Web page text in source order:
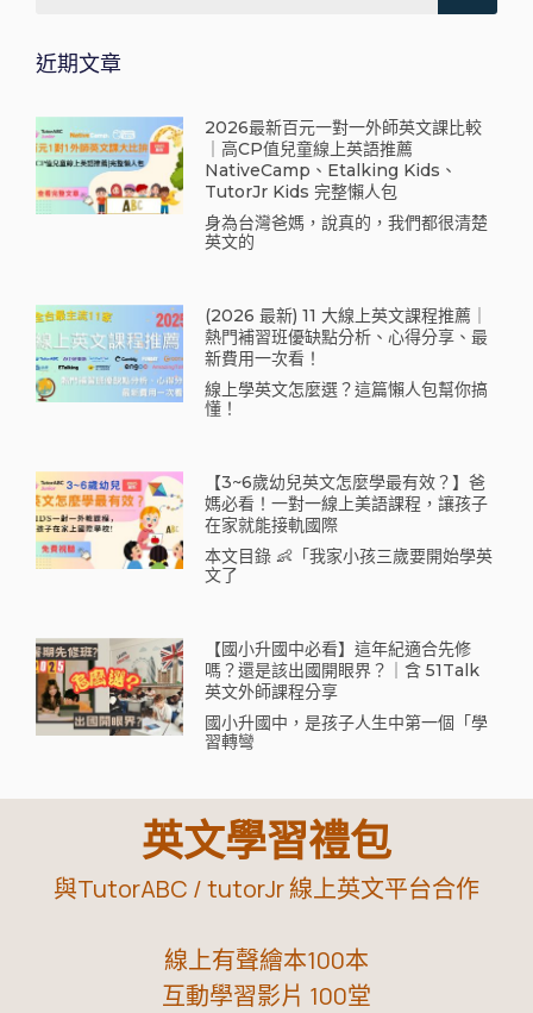
近期文章
2026最新百元一對一外師英文課比較
｜高CP值兒童線上英語推薦
NativeCamp、Etalking Kids、
TutorJr Kids 完整懶人包
身為台灣爸媽，說真的，我們都很清楚
英文的
(2026 最新) 11 大線上英文課程推薦｜
熱門補習班優缺點分析、心得分享、最
新費用一次看！
線上學英文怎麼選？這篇懶人包幫你搞
懂！
【3~6歲幼兒英文怎麼學最有效？】爸
媽必看！一對一線上美語課程，讓孩子
在家就能接軌國際
本文目錄 👶「我家小孩三歲要開始學英
文了
【國小升國中必看】這年紀適合先修
嗎？還是該出國開眼界？｜含 51Talk
英文外師課程分享
國小升國中，是孩子人生中第一個「學
習轉彎
英文學習禮包
與TutorABC / tutorJr 線上英文平台合作
線上有聲繪本100本
互動學習影片 100堂